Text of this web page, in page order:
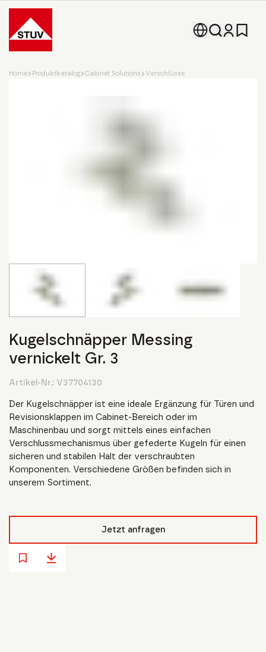
Go To the Homepage
Home Produktkatalog Cabinet Solutions Verschlüsse
Kugelschnäpper Messing
vernickelt Gr. 3
Artikel-Nr.: V37704130
Der Kugelschnäpper ist eine ideale Ergänzung für Türen und
Revisionsklappen im Cabinet-Bereich oder im
Maschinenbau und sorgt mittels eines einfachen
Verschlussmechanismus über gefederte Kugeln für einen
sicheren und stabilen Halt der verschraubten
Komponenten. Verschiedene Größen befinden sich in
unserem Sortiment.
Jetzt anfragen